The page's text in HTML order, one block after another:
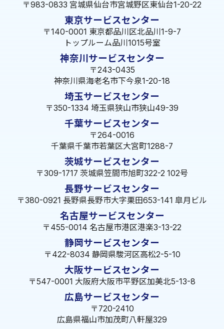
〒983-0833 宮城県仙台市宮城野区東仙台1-20-22
東京サービスセンター
〒140-0001 東京都品川区北品川1-9-7
トップルーム品川1015号室
神奈川サービスセンター
〒243-0435
神奈川県海老名市下今泉1-20-18
埼玉サービスセンター
〒350-1334 埼玉県狭山市狭山49-39
千葉サービスセンター
〒264-0016
千葉県千葉市若葉区大宮町1288-7
茨城サービスセンター
〒309-1717 茨城県笠間市旭町322-2 102号
長野サービスセンター
〒380-0921 長野県長野市大字栗田653-141 皐月ビル
名古屋サービスセンター
〒455-0014 名古屋市港区港楽3-13-22
静岡サービスセンター
〒422-8034 静岡県駿河区高松2-5-10
大阪サービスセンター
〒547-0001 大阪府大阪市平野区加美北5-13-8
広島サービスセンター
〒720-2410
広島県福山市加茂町八軒屋329